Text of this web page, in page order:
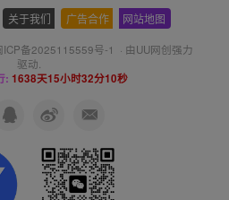
关于我们 广告合作 网站地图
ICP备2025115559号-1 · 由UU网创强力
驱动.
: 1638天15小时32分11秒